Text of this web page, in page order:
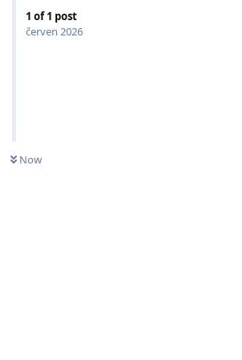
1 of1 post
červen 2026
Now